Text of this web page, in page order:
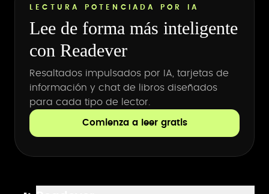
LECTURA POTENCIADA POR IA
Lee de forma más inteligente
con Readever
Resaltados impulsados por IA, tarjetas de
información y chat de libros diseñados
para cada tipo de lector.
Comienza a leer gratis